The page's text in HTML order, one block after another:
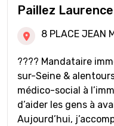
Paillez Laurence
8 PLACE JEAN
???? Mandataire
sur-Seine & alentours ???? De
médico-social à
d’aider les gens à
Aujourd’hui,